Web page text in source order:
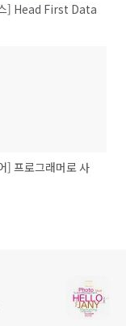
] Head First Data
] 프로그래머로 사